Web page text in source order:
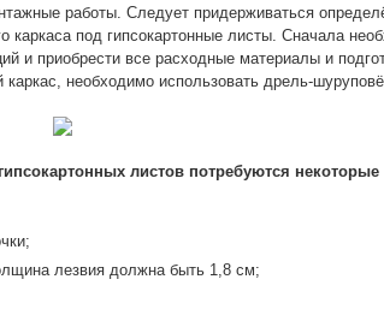
работы. Следует придерживаться
каркаса под гипсокартонные листы. Сначала
и приобрести все расходные материалы и
каркас, необходимо использовать дрель-
листов потребуются
лезвия должна быть 1,8 см;